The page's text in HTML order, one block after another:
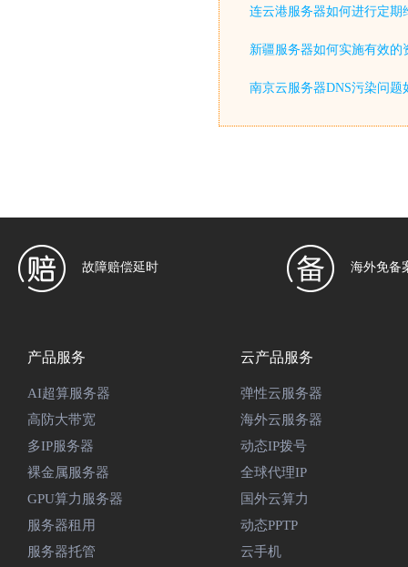
连云港服务器如何进行定期
新疆服务器如何实施有效的
南京云服务器DNS污染问题
故障赔偿延时 海外免备
产品服务
AI超算服务器
高防大带宽
多IP服务器
裸金属服务器
GPU算力服务器
服务器租用
服务器托管
云产品服务
弹性云服务器
海外云服务器
动态IP拨号
全球代理IP
国外云算力
动态PPTP
云手机